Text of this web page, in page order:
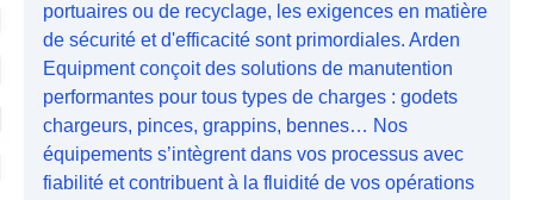
portuaires ou de recyclage, les exigences en matière
de sécurité et d'efficacité sont primordiales. Arden
Equipment conçoit des solutions de manutention
performantes pour tous types de charges : godets
chargeurs, pinces, grappins, bennes… Nos
équipements s’intègrent dans vos processus avec
fiabilité et contribuent à la fluidité de vos opérations